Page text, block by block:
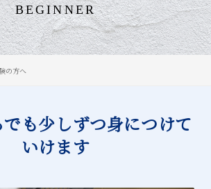
BEGINNER
の方へ
も少しずつ身につけて
いけます